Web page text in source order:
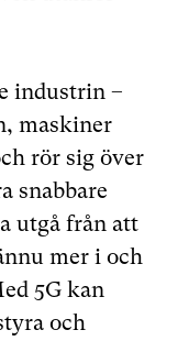
industrin –
maskiner
rör sig över
snabbare
utgå från att
mer i och
5G kan
och